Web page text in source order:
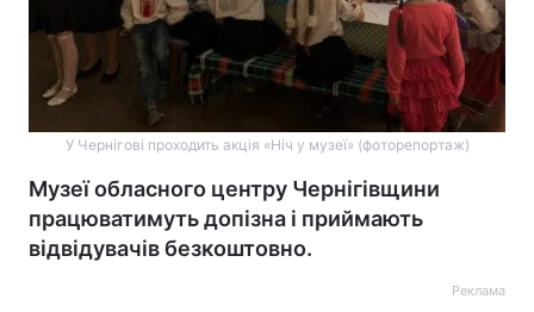
У Чернігові проходить акція «Ніч у музеї» (фоторепортаж)
Музеї обласного центру Чернігівщини
працюватимуть допізна і приймають
відвідувачів безкоштовно.
Реклама